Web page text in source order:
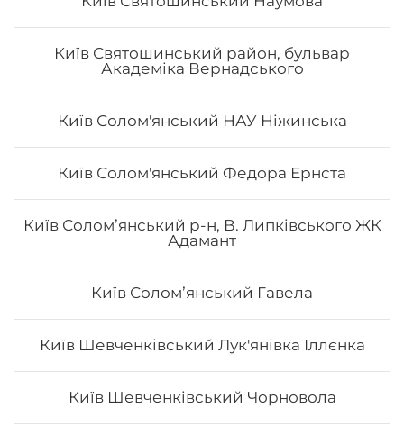
Київ Святошинський район, бульвар
Академіка Вернадського
Київ Солом'янський НАУ Ніжинська
Київ Солом'янський Федора Ернста
Київ Солом’янський р-н, В. Липківського ЖК
Адамант
Київ Соломʼянський Гавела
Київ Шевченківський Лук'янівка Іллєнка
Київ Шевченківський Чорновола
Авторський «Авокадо рол»
Вага: 290 г Склад: Норі, Рис, Сир філа, Тигрова
224₴